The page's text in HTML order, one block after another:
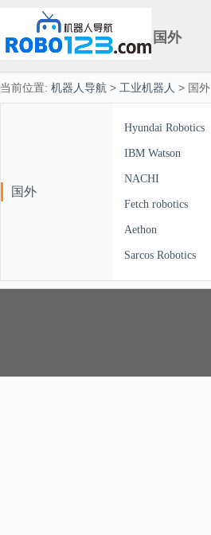
国外
当前位置: 机器人导航 > 工业机器人 > 国外
国外
Hyundai Robotics
IBM Watson
NACHI
Fetch robotics
Aethon
Sarcos Robotics